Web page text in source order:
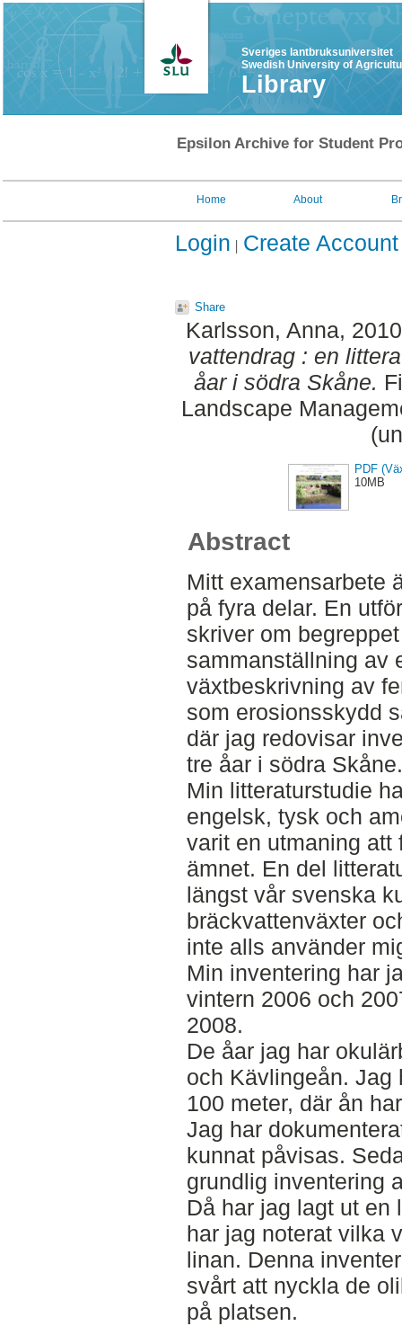
Sveriges lantbruksuniversitet
Swedish University of
Library
Epsilon Archive for Student
Home About
Login Create Account
Share
Karlsson, Anna,
vattendrag : en
åar i södra Skåne.
Landscape
PDF
10MB
Abstract
Mitt examensarbete
på fyra delar. En
skriver om
sammanställning av
växtbeskrivning av
som erosionsskydd
där jag redovisar
tre åar i södra Skåne.
Min litteraturstudie
engelsk, tysk och
varit en utmaning att
ämnet. En del
längst vår svenska
bräckvattenväxter
inte alls använder
Min inventering har
vintern 2006 och
2008.
De åar jag har
och Kävlingeån. Jag
100 meter, där ån
Jag har
kunnat påvisas.
grundlig inventering
Då har jag lagt ut en
har jag noterat vilka
linan. Denna
svårt att nyckla de
på platsen.